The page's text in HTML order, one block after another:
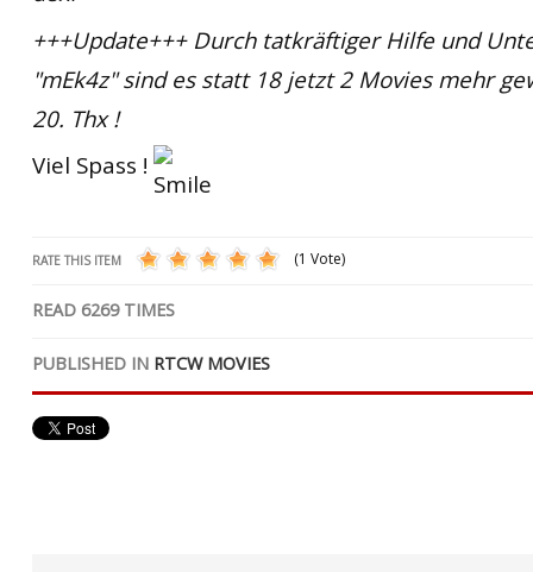
+++Update+++ Durch tatkräftiger Hilfe und
"mEk4z" sind es statt 18 jetzt 2 Movies mehr
20. Thx !
Viel Spass !
RATE THIS ITEM (1 Vote)
READ 6269TIMES
PUBLISHED IN RTCW MOVIES